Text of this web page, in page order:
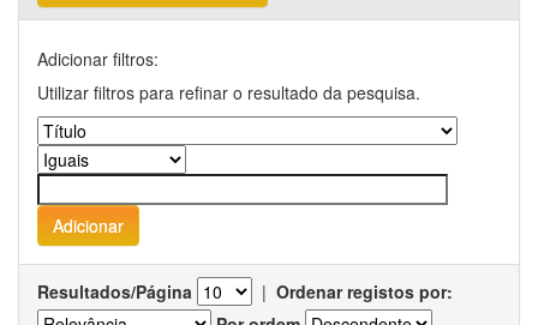
Adicionar filtros:
Utilizar filtros para refinar o resultado da pesquisa.
Resultados/Página | Ordenar registos por: